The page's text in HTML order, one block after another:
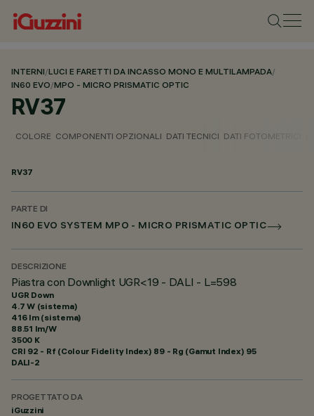
INTERNI/LUCI E FARETTI DA INCASSO MONO E MULTILAMPADA/
IN60 EVO/MPO - MICRO PRISMATIC OPTIC
RV37
COLORE COMPONENTI OPZIONALI DATI TECNICI DATI FOTOMETRICI
RV37
PARTE DI
IN60 EVO SYSTEM MPO - MICRO PRISMATIC OPTIC
DESCRIZIONE
Piastra con Downlight UGR<19 - DALI - L=598
UGR Down
4.7 W (sistema)
416 lm (sistema)
88.51 lm/W
3500 K
CRI 92 - Rf (Colour Fidelity Index) 89 - Rg (Gamut Index) 95
DALI-2
PROGETTATO DA
iGuzzini